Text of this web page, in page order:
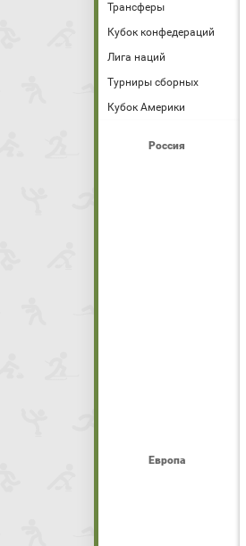
Трансферы
Кубок конфедераций
Лига наций
Турниры сборных
Кубок Америки
Россия
Европа